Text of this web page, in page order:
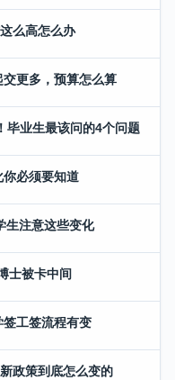
么高怎么办
更多，预算怎么算
毕业生最该问的4个问题
必须要知道
生注意这些变化
士被卡中间
工签流程有变
政策到底怎么变的